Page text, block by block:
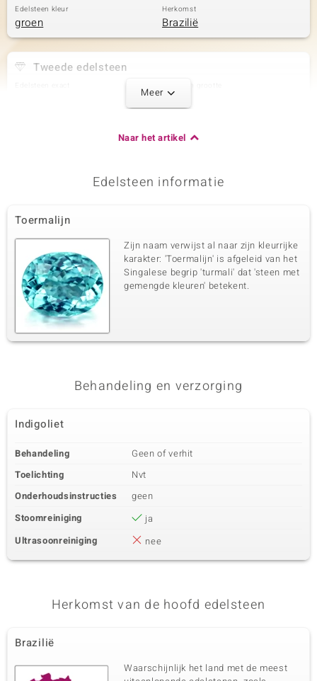
Edelsteen kleur
groen
Herkomst
Brazilië
Tweede edelsteen
Nigeriaanse roze toermalijn 2 à 4x3 mm
Druppel geslepen
Edelsteen exact
Nigeriaanse roze toermalijn 10 à 2,5 mm
Karaatgewicht som
0,643 ct
Slijpvorm
Rond geslepen
Zetting
Prong
Herkomst
Vierde edelsteen
Zetting
Meer
Naar het artikel
Edelsteen informatie
Toermalijn
Zijn naam verwijst al naar zijn kleurrijke
karakter: 'Toermalijn' is afgeleid van het
Singalese begrip 'turmali' dat 'steen met
gemengde kleuren' betekent.
Behandeling en verzorging
Indigoliet
Behandeling
Geen of verhit
Toelichting
Nvt
Onderhoudsinstructies
geen
Stoomreiniging
ja
Ultrasoonreiniging
nee
Herkomst van de hoofd edelsteen
Brazilië
Waarschijnlijk het land met de meest